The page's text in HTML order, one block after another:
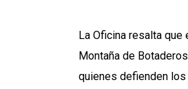
La Oficina resalta
Montaña de
quienes defienden